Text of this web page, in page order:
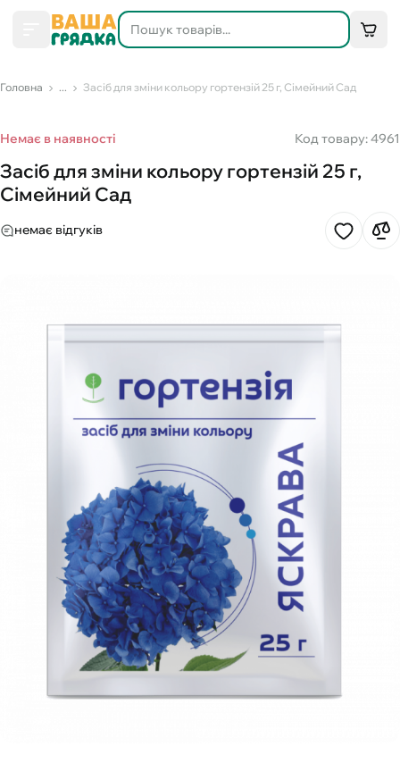
Головна ... Засіб для зміни кольору гортензій 25 г, Сімейний Сад
Немає в наявності Код товару: 4961
Засіб для зміни кольору гортензій 25 г,
Сімейний Сад
немає відгуків